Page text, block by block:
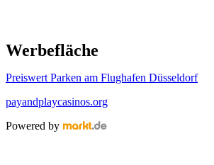
Werbefläche
Preiswert Parken am Flughafen Düsseldorf
payandplaycasinos.org
Powered by